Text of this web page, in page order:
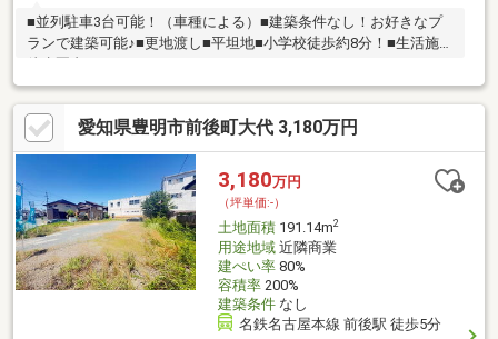
■並列駐車3台可能！（車種による）■建築条件なし！お好きなプ
ランで建築可能♪■更地渡し■平坦地■小学校徒歩約8分！■生活施設
愛知県豊明市前後町大代 3,180万円
3,180万円
（坪単価:-）
土地面積191.14m2
用途地域近隣商業
建ぺい率80%
容積率200%
建築条件なし
名鉄名古屋本線 前後駅 徒歩5分